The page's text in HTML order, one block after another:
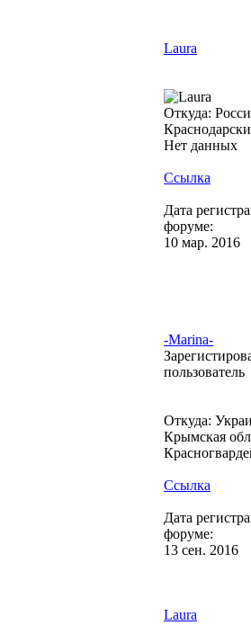
Laura
Откуда:
Нет данных
Ссылка
Дата
форуме:
10 мар. 2016
-Marina-
пользователь
Откуда:
Крымская
Ссылка
Дата
форуме:
13 сен. 2016
Laura